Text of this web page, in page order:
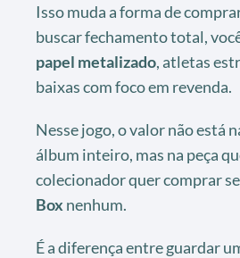
Isso muda a forma de
buscar fechamento total,
papel metalizado, atletas
baixas com foco em revenda.
Nesse jogo, o valor não está
álbum inteiro, mas na peça
colecionador quer comprar
Box nenhum.
É a diferença entre guardar